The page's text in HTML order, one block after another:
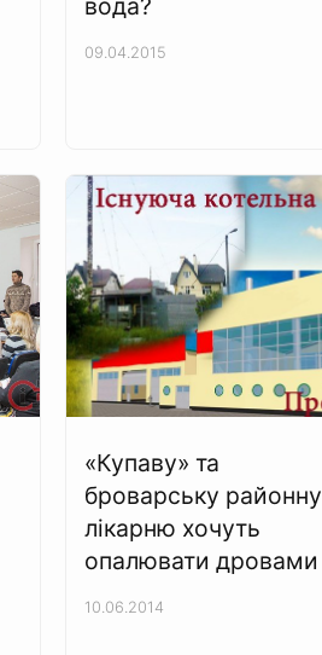
вода?
09.04.2015
«Купаву» та
броварську районну
лікарню хочуть
опалювати дровами
10.06.2014